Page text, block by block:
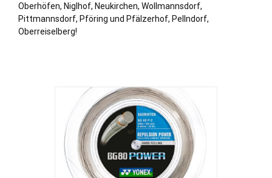
Oberhöfen, Niglhof, Neukirchen, Wollmannsdorf,
Pittmannsdorf, Pföring und Pfälzerhof, Pellndorf,
Oberreiselberg!